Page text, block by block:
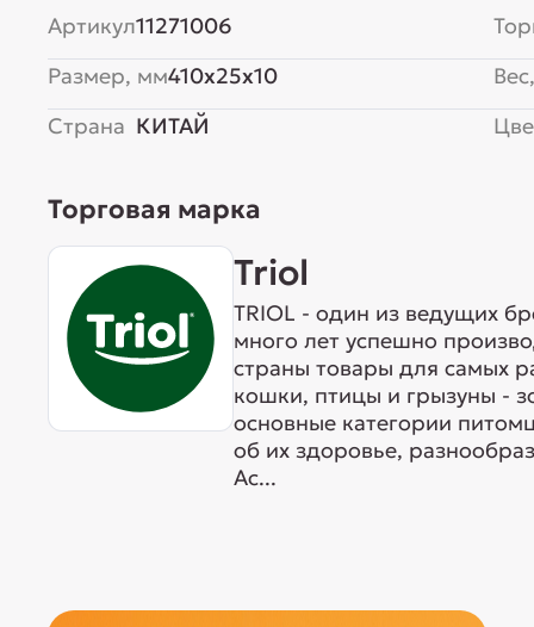
Артикул11271006
Размер, мм410x25x10
Страна КИТАЙ
Торговая марка
Triol
TRIOL - один из ведущих
много лет успешно
страны товары для самых
кошки, птицы и грызуны -
основные категории
об их здоровье,
Ас...